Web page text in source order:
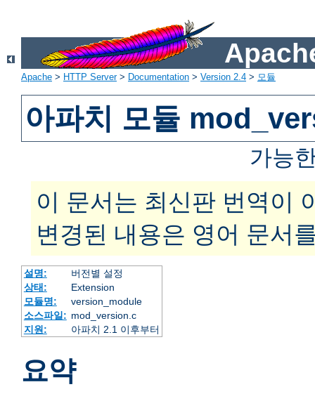
Apache > HTTP Server> Documentation > Version 2.4 > 모듈
아파치 모듈
가능
이 문서는 최신판 번역이
변경된 내용은 영어 문서
설명:
버전별 설정
상태:
Extension
모듈명:
version_module
소스파일: mod_version.c
지원:
아파치 2.1 이후부터
요약